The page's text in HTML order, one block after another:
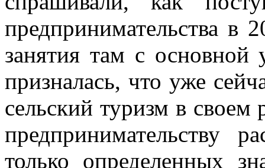
предпринимательства в
занятия там с основной
призналась, что уже
сельский туризм в
предпринимательству
только определенных